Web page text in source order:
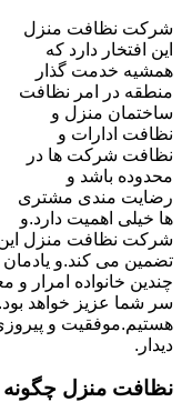
شرکت نظافت منزل
این افتخار دارد که
همشیه خدمت گذار
منطقه در امر نظافت
ساختمان منزل و
نظافت ادارات و
نظافت شرکت ها در
محدوده باشد و
رضایت مندی مشتری
ها خیلی اهمیت دارد.و
شرکت نظافت منزل این
تضمین می کند.و
چندین خانواده امرار
سر شما عزیز خواهد
هستیم.موفقیت و
دیدار.
نظافت منزل